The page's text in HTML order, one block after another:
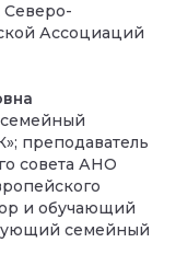
Северо-
Ассоциаций
преподаватель
совета АНО
и обучающий
семейный